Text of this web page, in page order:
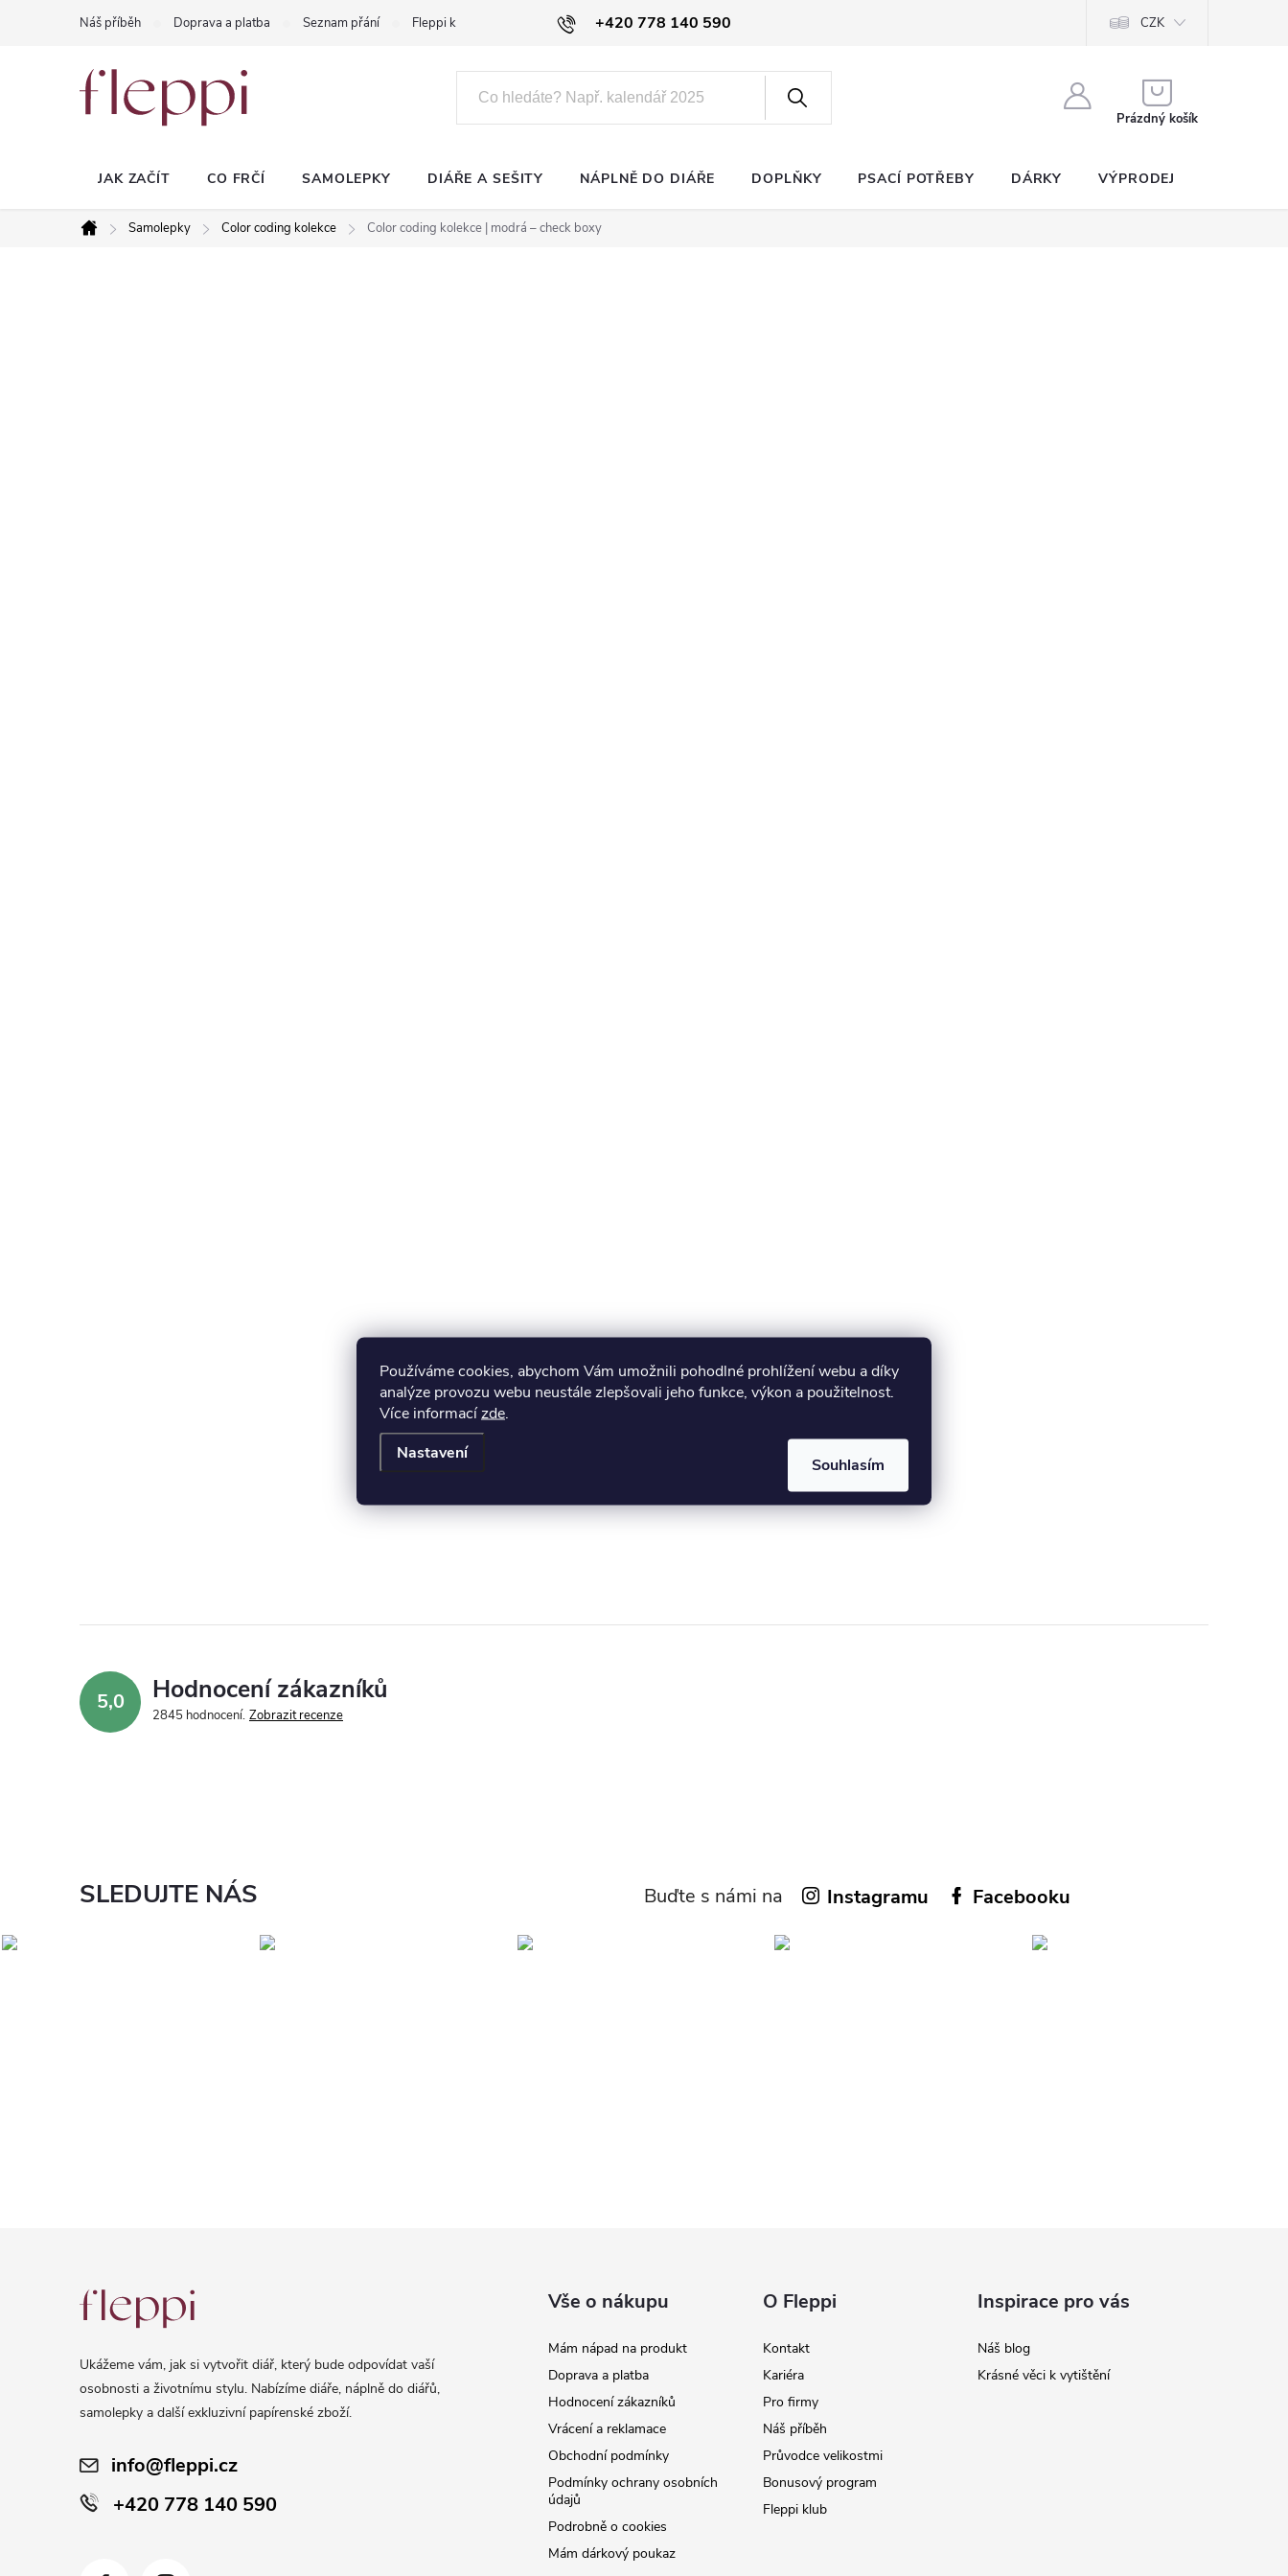
Používáme cookies, abychom Vám umožnili pohodlné prohlížení webu a díky
analýze provozu webu neustále zlepšovali jeho funkce, výkon a použitelnost.
Více informacízde.
Nastavení
Souhlasím
+420 778 140 590
Náš příběh Doprava a platba Seznam přání Fleppi klub CZK
KOŠÍK
Prázdný košík
JAK ZAČÍT CO FRČÍ SAMOLEPKY DIÁŘE A SEŠITY NÁPLNĚ DO DIÁŘE DOPLŇKY PSACÍ POTŘEBY DÁRKY VÝPRODEJ
Domů
Samolepky Color coding kolekce Color coding kolekce | modrá – check boxy
5,0 Hodnocení zákazníků
2845 hodnocení Zobrazit recenze
SLEDUJTE NÁS Buďte s námi na Instagramu Facebooku
Ukážeme vám, jak si vytvořit diář, který bude odpovídat vaší
osobnosti a životnímu stylu. Nabízíme diáře, náplně do diářů,
samolepky a další exkluzivní papírenské zboží.
info@fleppi.cz
+420 778 140 590
Vše o nákupu
Mám nápad na produkt
Doprava a platba
Hodnocení zákazníků
Vrácení a reklamace
Obchodní podmínky
Podmínky ochrany osobních
údajů
Podrobně o cookies
Mám dárkový poukaz
O Fleppi
Kontakt
Kariéra
Pro firmy
Náš příběh
Průvodce velikostmi
Bonusový program
Fleppi klub
Inspirace pro vás
Náš blog
Krásné věci k vytištění